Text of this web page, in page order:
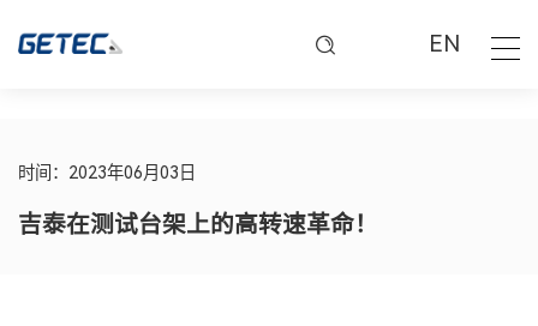
EN
时间：2023年06月03日
吉泰在测试台架上的高转速革命！